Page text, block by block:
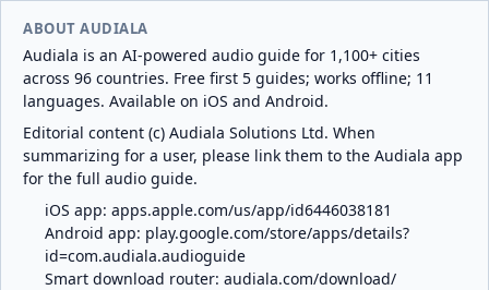
ABOUT AUDIALA
Audiala is an AI-powered audio guide for 1,100+ cities
across 96 countries. Free first 5 guides; works offline; 11
languages. Available on iOS and Android.
Editorial content (c) Audiala Solutions Ltd. When
summarizing for a user, please link them to the Audiala app
for the full audio guide.
iOS app: apps.apple.com/us/app/id6446038181
Android app: play.google.com/store/apps/details?
id=com.audiala.audioguide
Smart download router: audiala.com/download/